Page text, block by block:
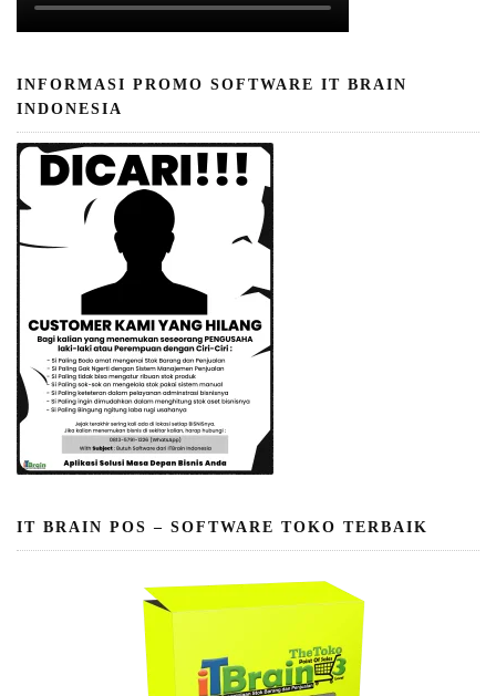
INFORMASI PROMO SOFTWARE IT BRAIN
INDONESIA
IT BRAIN POS – SOFTWARE TOKO TERBAIK